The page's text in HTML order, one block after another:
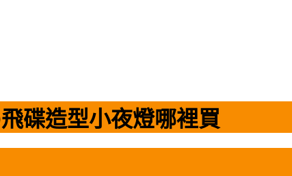
碟造型小夜燈哪裡買